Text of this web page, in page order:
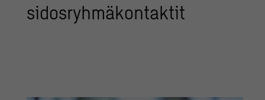
sidosryhmäkontaktit